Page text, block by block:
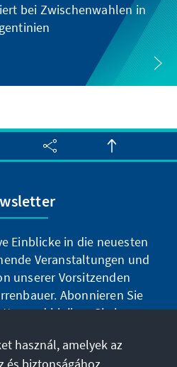
bei Zwischenwahlen in
Einblicke in die neuesten
Veranstaltungen und
unserer Vorsitzenden
Abonnieren Sie
und bleiben Sie immer
használ, amelyek az
és biztonságához